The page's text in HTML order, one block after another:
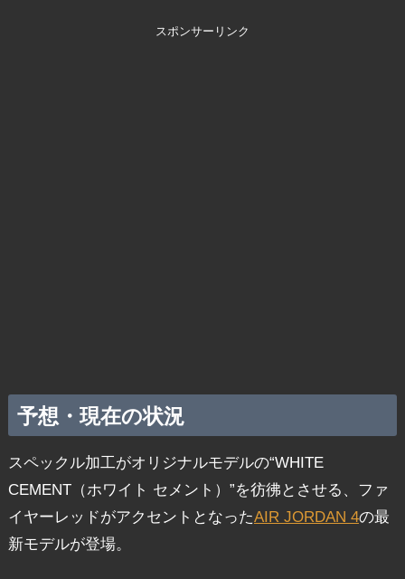
スポンサーリンク
予想・現在の状況
スペックル加工がオリジナルモデルの“WHITE
CEMENT（ホワイト セメント）”を彷彿とさせる、ファ
イヤーレッドがアクセントとなったAIR JORDAN 4の最
新モデルが登場。